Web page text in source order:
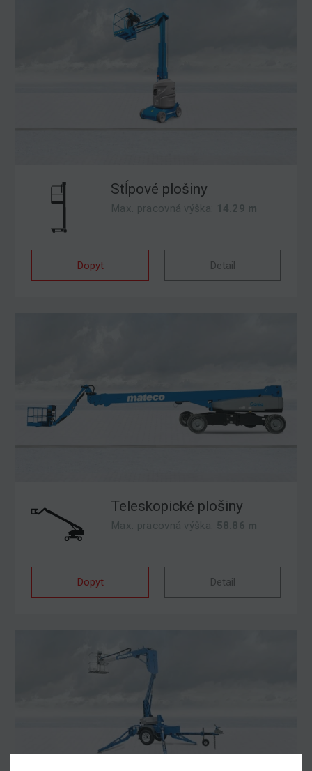
Stĺpové plošiny
Max. pracovná výška: 14.29 m
Dopyt Detail
Teleskopické plošiny
Max. pracovná výška: 58.86 m
Dopyt Detail